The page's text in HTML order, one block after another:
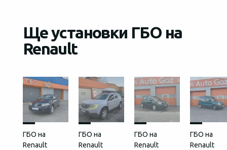
Ще установки ГБО на
Renault
ГБО на
Renault
ГБО на
Renault
ГБО на
Renault
ГБО на
Renault